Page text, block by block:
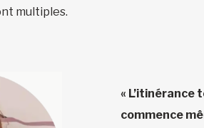
multiples.
« L’itinérance
commence